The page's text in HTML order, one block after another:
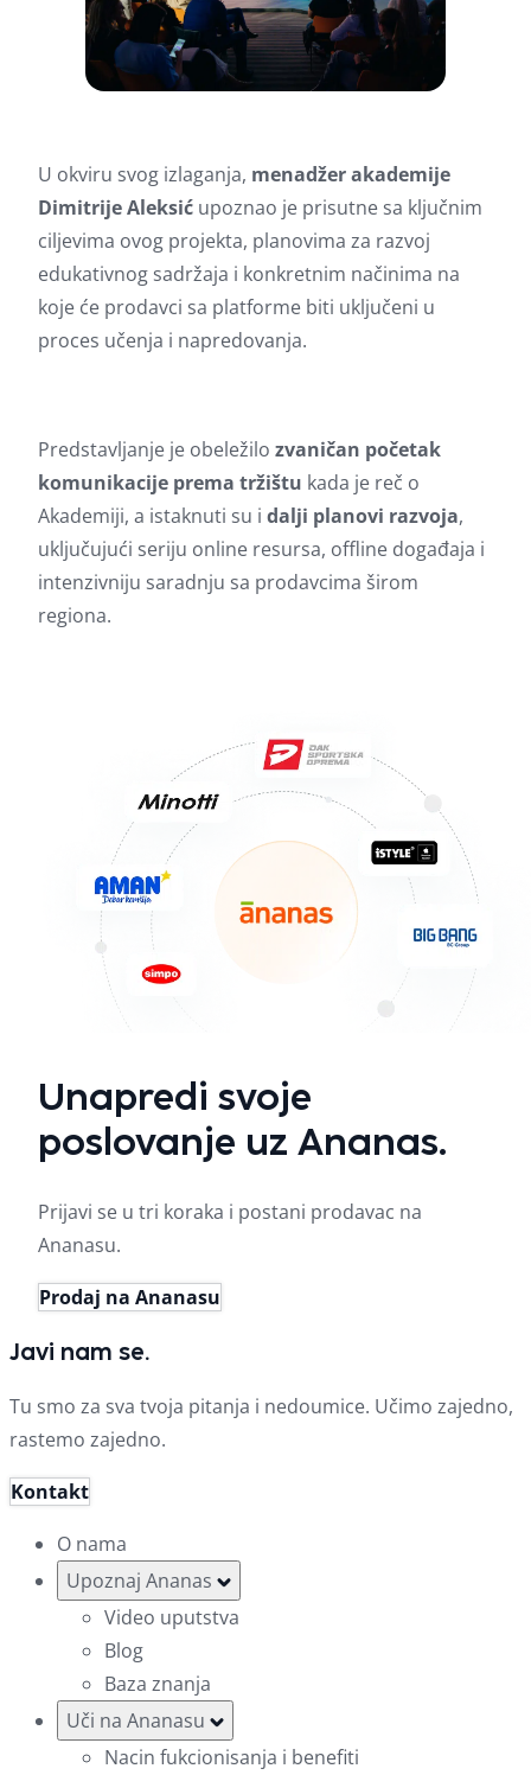
U okviru svog izlaganja, menadžer akademije
Dimitrije Aleksić upoznao je prisutne sa ključnim
ciljevima ovog projekta, planovima za razvoj
edukativnog sadržaja i konkretnim načinima na
koje će prodavci sa platforme biti uključeni u
proces učenja i napredovanja.
Predstavljanje je obeležilo zvaničan početak
komunikacije prema tržištu kada je reč o
Akademiji, a istaknuti su i dalji planovi razvoja,
uključujući seriju online resursa, offline događaja i
intenzivniju saradnju sa prodavcima širom
regiona.
Unapredi svoje
poslovanje uz Ananas.
Prijavi se u tri koraka i postani prodavac na
Ananasu.
Prodaj na Ananasu
Javi nam se.
Tu smo za sva tvoja pitanja i nedoumice. Učimo zajedno,
rastemo zajedno.
Kontakt
O nama
Upoznaj Ananas
Video uputstva
Blog
Baza znanja
Uči na Ananasu
Nacin fukcionisanja i benefiti